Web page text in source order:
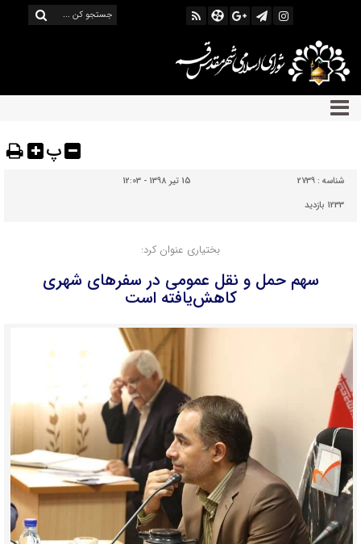
پ
شناسه : 2739
15 تیر 1398 - 12:03
1233 بازدید
بختیاری عنوان کرد:
سهم حمل‌ و نقل عمومی در سفرهای شهری
کاهش‌یافته است